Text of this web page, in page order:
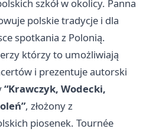
szkół w okolicy. Panna
polskie tradycje i dla
spotkania z Polonią.
którzy to umożliwiają
i prezentuje autorski
“Krawczyk, Wodecki,
, złożony z
piosenek. Tournée